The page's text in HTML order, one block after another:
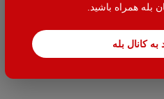
بله همراه باشید.
به کانال بله
)